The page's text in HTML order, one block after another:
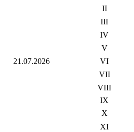
21.07.2026
II
III
IV
V
VI
VII
VIII
IX
X
XI